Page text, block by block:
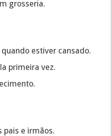
grosseria.
estiver cansado.
primeira vez.
pais e irmãos.